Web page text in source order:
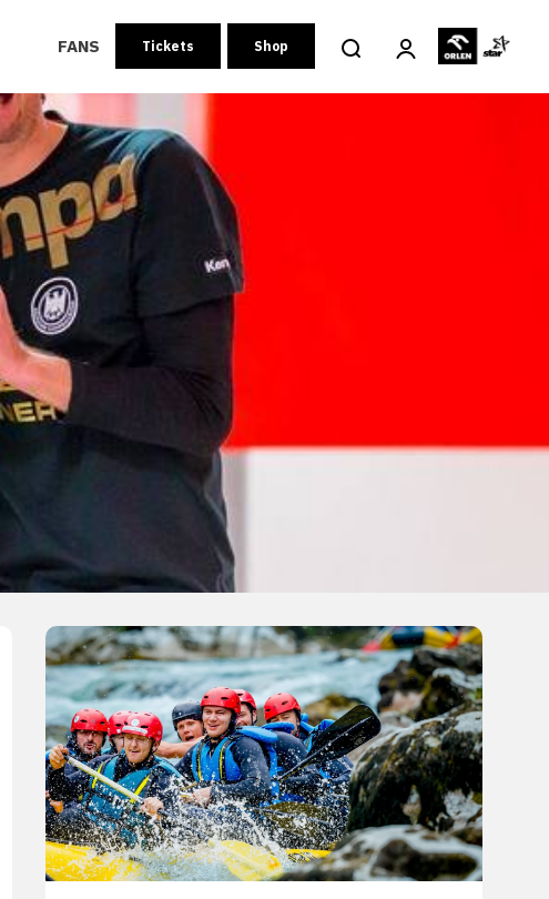
FANS Tickets Shop